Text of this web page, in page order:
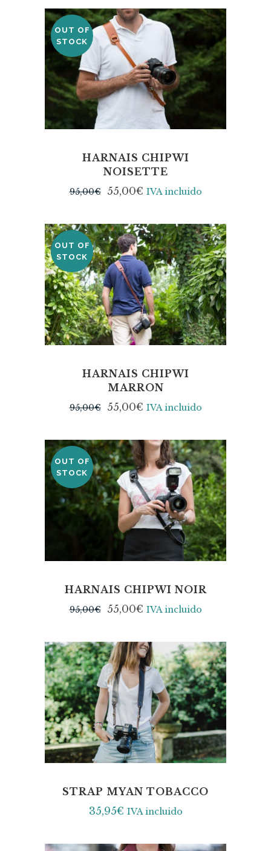
SALE
OUT OF
STOCK
HARNAIS CHIPWI
NOISETTE
95,00€ 55,00€ IVA incluido
SALE
OUT OF
STOCK
HARNAIS CHIPWI
MARRON
95,00€ 55,00€ IVA incluido
SALE
OUT OF
STOCK
HARNAIS CHIPWI NOIR
95,00€ 55,00€ IVA incluido
STRAP MYAN TOBACCO
35,95€ IVA incluido